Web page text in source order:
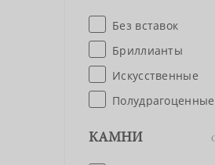
Без вставок
Бриллианты
Искусственные
Полудрагоценные
КАМНИ